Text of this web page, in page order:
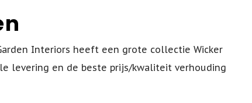
Interiors heeft een grote collectie Wicker
levering en de beste prijs/kwaliteit verhouding